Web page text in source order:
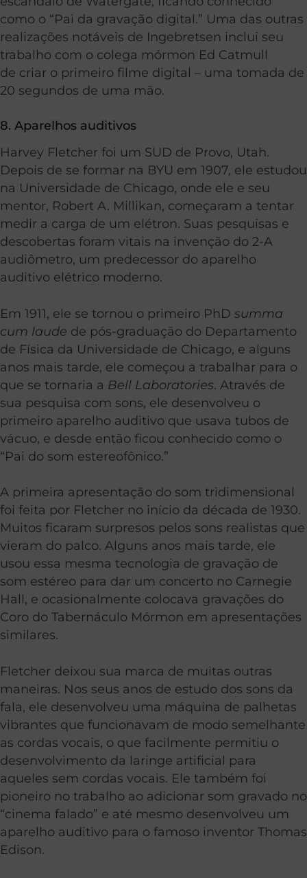
como o “Pai da gravação digital.” Uma das outras
realizações notáveis de Ingebretsen inclui seu
trabalho com o colega mórmon Ed Catmull
de criar o primeiro filme digital – uma tomada de
20 segundos de uma mão.
8. Aparelhos auditivos
Harvey Fletcher foi um SUD de Provo, Utah.
Depois de se formar na BYU em 1907, ele estudou
na Universidade de Chicago, onde ele e seu
mentor, Robert A. Millikan, começaram a tentar
medir a carga de um elétron. Suas pesquisas e
descobertas foram vitais na invenção do 2-A
audiômetro, um predecessor do aparelho
auditivo elétrico moderno.
Em 1911, ele se tornou o primeiro PhD summa
cum laude de pós-graduação do Departamento
de Física da Universidade de Chicago, e alguns
anos mais tarde, ele começou a trabalhar para o
que se tornaria a Bell Laboratories. Através de
sua pesquisa com sons, ele desenvolveu o
primeiro aparelho auditivo que usava tubos de
vácuo, e desde então ficou conhecido como o
“Pai do som estereofônico.”
A primeira apresentação do som tridimensional
foi feita por Fletcher no início da década de 1930.
Muitos ficaram surpresos pelos sons realistas que
vieram do palco. Alguns anos mais tarde, ele
usou essa mesma tecnologia de gravação de
som estéreo para dar um concerto no Carnegie
Hall, e ocasionalmente colocava gravações do
Coro do Tabernáculo Mórmon em apresentações
similares.
Fletcher deixou sua marca de muitas outras
maneiras. Nos seus anos de estudo dos sons da
fala, ele desenvolveu uma máquina de palhetas
vibrantes que funcionavam de modo semelhante
as cordas vocais, o que facilmente permitiu o
desenvolvimento da laringe artificial para
aqueles sem cordas vocais. Ele também foi
pioneiro no trabalho ao adicionar som gravado no
“cinema falado” e até mesmo desenvolveu um
aparelho auditivo para o famoso inventor Thomas
Edison.